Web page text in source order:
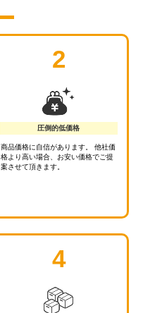
2
圧倒的低価格
商品価格に自信があります。 他社価
格より高い場合、お安い価格でご提
案させて頂きます。
4